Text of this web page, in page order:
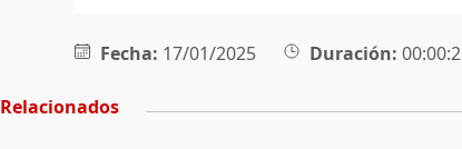
Fecha: 17/01/2025 Duración:
Relacionados